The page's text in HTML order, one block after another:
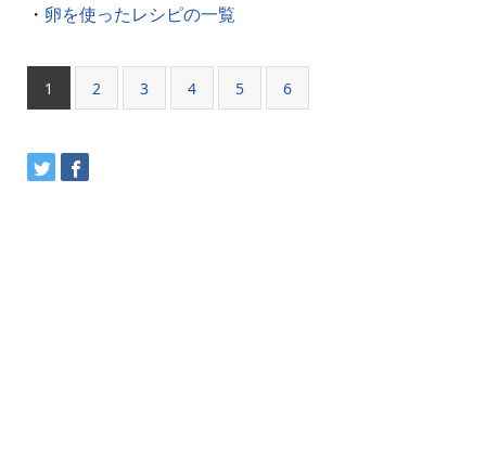
・ 卵を使ったレシピの一覧
1 2 3 4 5 6